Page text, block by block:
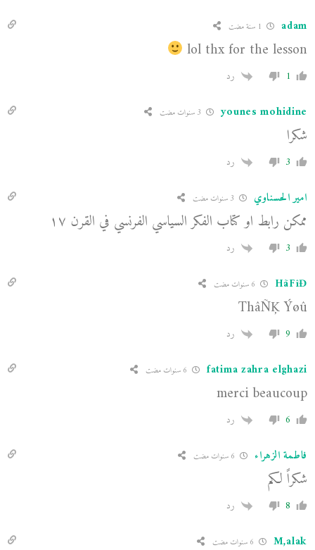
adam
lol thx for the lesson
1 رد
younes mohidine
شكرا
3 رد
امير الحسناوي
ممكن رابط او كتاب الفكر السياسي الفرنسي في القرن ١٧
3 رد
HãFîĐ
ThâÑĶ Ýøû
9 رد
fatima zahra elghazi
merci beaucoup
6 رد
فاطمة الزهراء
شكراً لكم
8 رد
M,alak